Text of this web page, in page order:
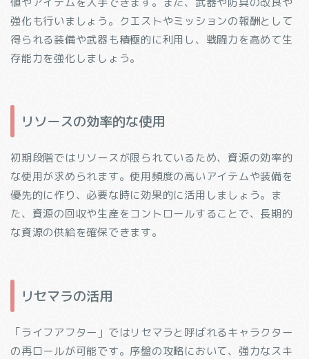
強化も行いましょう。クエストやミッションの報酬として
得られる装備や武器も積極的に利用し、戦闘力を高めて生
存能力を強化しましょう。
リソースの効率的な使用
初期段階ではリソースが限られているため、資源の効率的
な使用が求められます。使用頻度の高いアイテムや装備を
優先的に作り、必要な時に効果的に活用しましょう。ま
た、資源の回収や生産をコントロールすることで、長期的
な資源の供給を確保できます。
リセマラの活用
「ライフアフター」ではリセマラと呼ばれるキャラクター
の再ロールが可能です。序盤の攻略において、強力なスキ